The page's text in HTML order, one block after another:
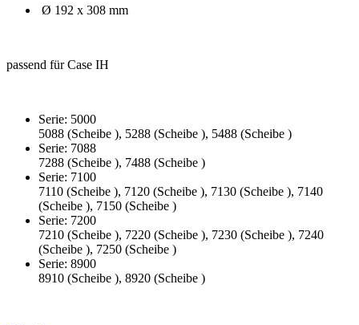
Ø 192 x 308 mm
passend für Case IH
Serie: 5000
5088 (Scheibe ), 5288 (Scheibe ), 5488 (Scheibe )
Serie: 7088
7288 (Scheibe ), 7488 (Scheibe )
Serie: 7100
7110 (Scheibe ), 7120 (Scheibe ), 7130 (Scheibe ), 7140
(Scheibe ), 7150 (Scheibe )
Serie: 7200
7210 (Scheibe ), 7220 (Scheibe ), 7230 (Scheibe ), 7240
(Scheibe ), 7250 (Scheibe )
Serie: 8900
8910 (Scheibe ), 8920 (Scheibe )